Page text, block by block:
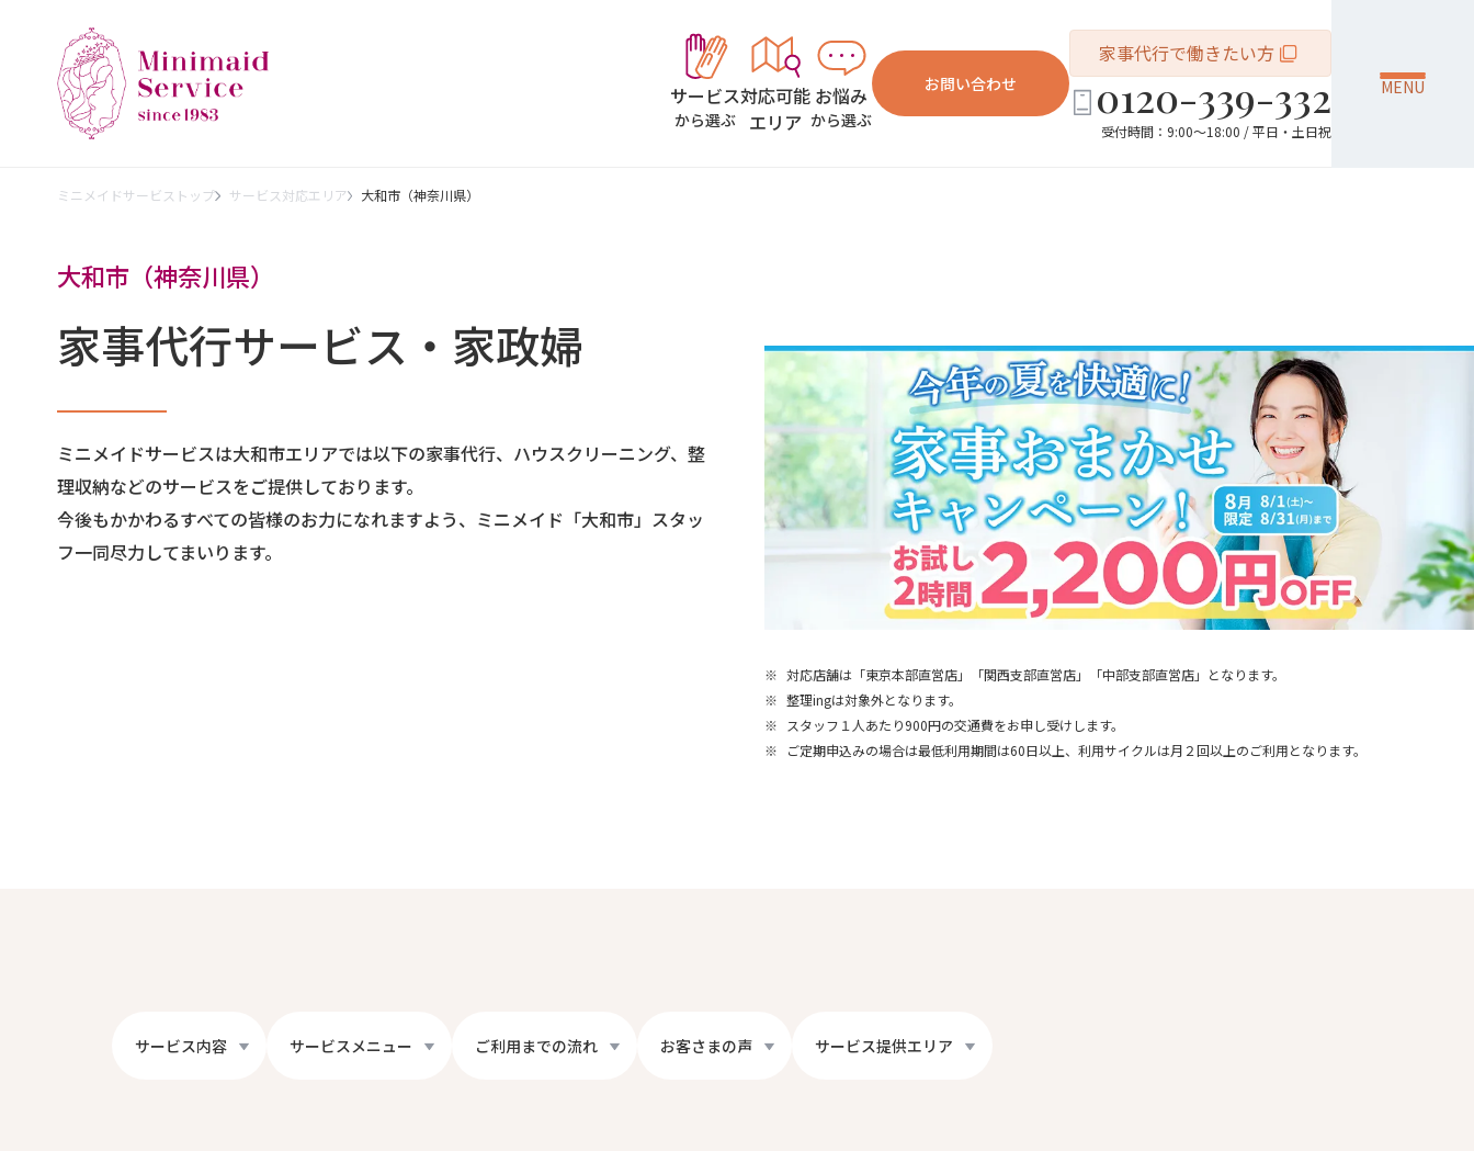
サービス
から選ぶ
対応可能
エリア
お悩み
から選ぶ
お問い合わせ
家事代行で働きたい方
0120-339-332
受付時間：9:00～18:00 / 平日・土日祝
MENU
ミニメイドサービストップ サービス対応エリア 大和市（神奈川県）
大和市（神奈川県）
家事代行サービス・家政婦
ミニメイドサービスは大和市エリアでは以下の家事代行、ハウスクリーニング、整
理収納などのサービスをご提供しております。
今後もかかわるすべての皆様のお力になれますよう、ミニメイド「大和市」スタッ
フ一同尽力してまいります。
※ 対応店舗は「東京本部直営店」「関西支部直営店」「中部支部直営店」となります。
※ 整理ingは対象外となります。
※
スタッフ１人あたり900円の交通費をお申し受けします。
※
ご定期申込みの場合は最低利用期間は60日以上、利用サイクルは月２回以上のご利用となります。
サービス内容 サービスメニュー ご利用までの流れ お客さまの声 サービス提供エリア